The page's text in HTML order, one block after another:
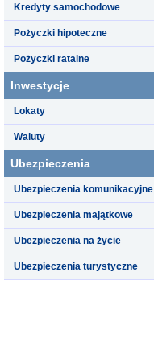
Kredyty samochodowe
Pożyczki hipoteczne
Pożyczki ratalne
Inwestycje
Lokaty
Waluty
Ubezpieczenia
Ubezpieczenia komunikacyjne
Ubezpieczenia majątkowe
Ubezpieczenia na życie
Ubezpieczenia turystyczne